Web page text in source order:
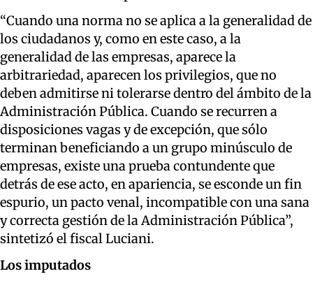
“Cuando una norma no se aplica a la generalidad de
los ciudadanos y, como en este caso, a la
generalidad de las empresas, aparece la
arbitrariedad, aparecen los privilegios, que no
deben admitirse ni tolerarse dentro del ámbito de la
Administración Pública. Cuando se recurren a
disposiciones vagas y de excepción, que sólo
terminan beneficiando a un grupo minúsculo de
empresas, existe una prueba contundente que
detrás de ese acto, en apariencia, se esconde un fin
espurio, un pacto venal, incompatible con una sana
y correcta gestión de la Administración Pública”,
sintetizó el fiscal Luciani.
Los imputados